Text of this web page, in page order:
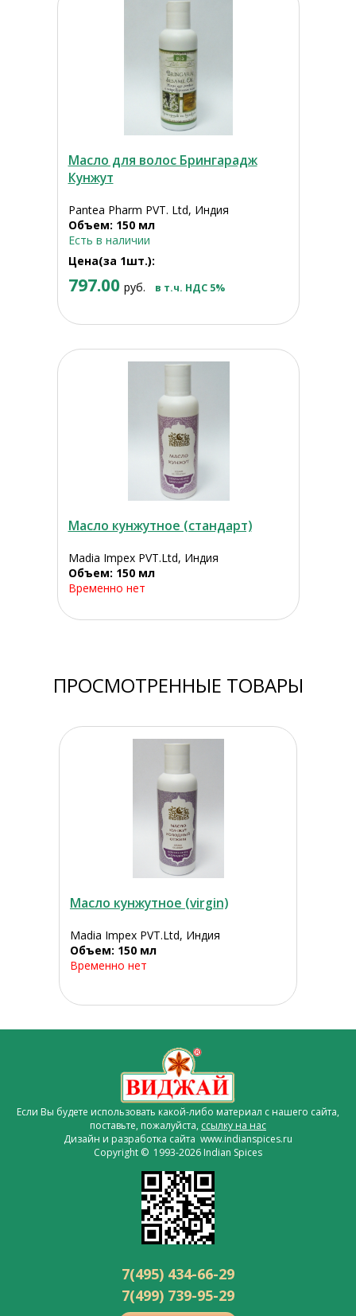
Масло для волос Брингарадж
Кунжут
Pantea Pharm PVT. Ltd, Индия
Объем: 150 мл
Есть в наличии
Цена(за 1шт.):
797.00 руб. в т.ч. НДС 5%
Масло кунжутное (стандарт)
Madia Impex PVT.Ltd, Индия
Объем: 150 мл
Временно нет
ПРОСМОТРЕННЫЕ ТОВАРЫ
Масло кунжутное (virgin)
Madia Impex PVT.Ltd, Индия
Объем: 150 мл
Временно нет
Если Вы будете использовать какой-либо материал с нашего сайта,
поставьте, пожалуйста, ссылку на нас
Дизайн и разработка сайта www.indianspices.ru
Copyright © 1993-2026 Indian Spices
7(495) 434-66-29
7(499) 739-95-29